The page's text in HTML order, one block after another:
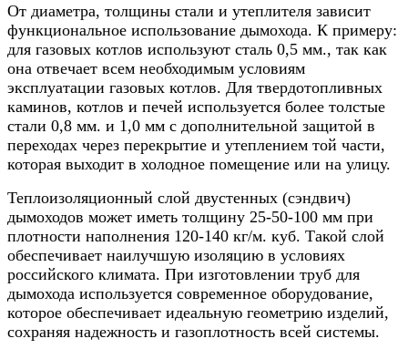
От диаметра, толщины стали и утеплителя зависит
функциональное использование дымохода. К примеру:
для газовых котлов используют сталь 0,5 мм., так как
она отвечает всем необходимым условиям
эксплуатации газовых котлов. Для твердотопливных
каминов, котлов и печей используется более толстые
стали 0,8 мм. и 1,0 мм с дополнительной защитой в
переходах через перекрытие и утеплением той части,
которая выходит в холодное помещение или на улицу.
Теплоизоляционный слой двустенных (сэндвич)
дымоходов может иметь толщину 25-50-100 мм при
плотности наполнения 120-140 кг/м. куб. Такой слой
обеспечивает наилучшую изоляцию в условиях
российского климата. При изготовлении труб для
дымохода используется современное оборудование,
которое обеспечивает идеальную геометрию изделий,
сохраняя надежность и газоплотность всей системы.